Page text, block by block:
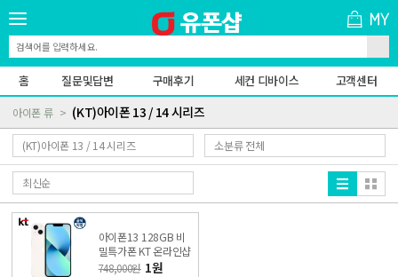
홈 질문및답변 구매후기 세컨 디바이스 고객센터
아이폰 류 (KT)아이폰 13 / 14 시리즈
아이폰13 128GB 비
밀특가폰 KT 온라인샵
748,000원 1원